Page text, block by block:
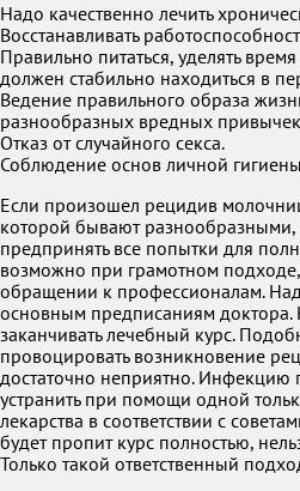
Надо качественно лечить
Восстанавливать
Правильно питаться, уделять
должен стабильно находиться в
Ведение правильного образа
разнообразных вредных
Отказ от случайного секса.
Соблюдение основ личной
Если произошел рецидив
которой бывают
предпринять все попытки для
возможно при грамотном
обращении к профессионалам.
основным предписаниям доктора.
заканчивать лечебный курс.
провоцировать возникновение
достаточно неприятно. Инфекцию
устранить при помощи одной
лекарства в соответствии с
будет пропит курс полностью,
Только такой ответственный